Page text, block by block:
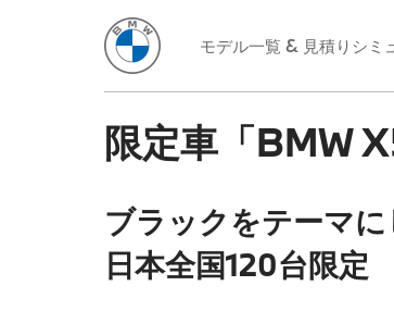
モデル一覧 & 見積りシミ
限定車「BMW
ブラックをテーマ
日本全国120台限定